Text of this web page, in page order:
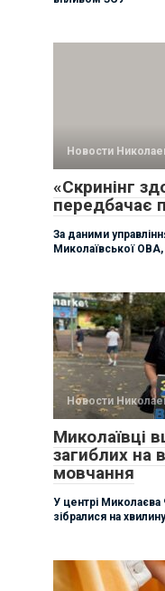
Новости
«Скринінг
передбачає
За даними
Миколаївської
Новости
Миколаївці
загиблих на
мовчання
У центрі
зібралися на